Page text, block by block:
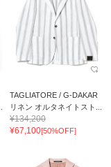
TAGLIATORE / G-DAKAR
リネン オルタネイトスト...
¥134,200
¥67,100[50%OFF]